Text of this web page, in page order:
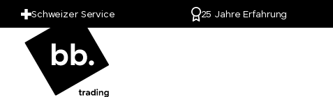
Schweizer Service 25 Jahre Erfahrung